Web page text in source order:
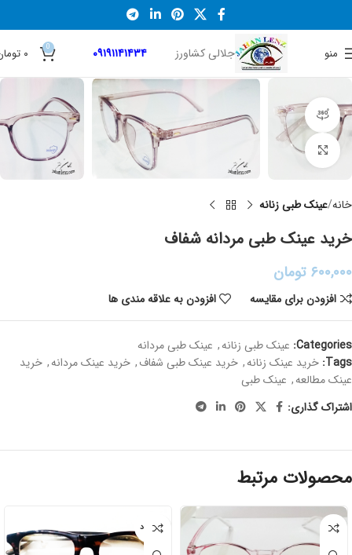
منو جلالی کشاورز ۰۹۱۹۱۱۴۱۴۳۴ 0 ۰
نمایش 360 درجه محصول
برای بزرگنمایی کلیک کنید
خانه عینک طبی زنانه
خرید عینک طبی مردانه شفاف
۶۰۰,۰۰۰ تومان
افزودن برای مقایسه افزودن به علاقه مندی ها
Categories: عینک طبی زنانه, عینک طبی مردانه
Tags: خرید عینک زنانه, خرید عینک طبی شفاف, خرید عینک مردانه, خرید
عینک مطالعه, عینک طبی
اشتراک گذاری:
محصولات مرتبط
ناموجود